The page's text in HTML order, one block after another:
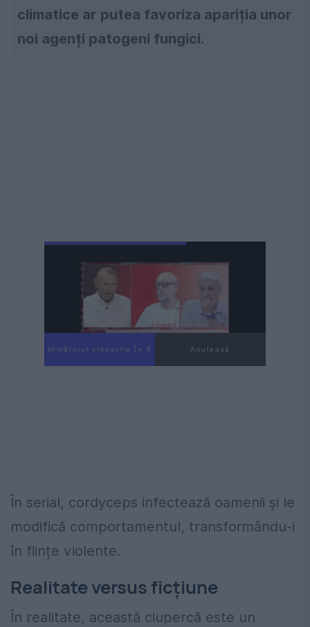
climatice ar putea favoriza apariția unor
noi agenți patogeni fungici.
Următorul videoclip în 3 Anulează
În serial, cordyceps infectează oamenii și le
modifică comportamentul, transformându-i
în ființe violente.
Realitate versus ficțiune
În realitate, această ciupercă este un